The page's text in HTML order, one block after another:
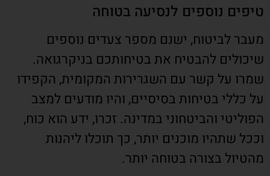
טיפים נוספים לנסיעה בטוחה
מעבר לביטוח, ישנם מספר צעדים נוספים
שיכולים להבטיח את בטיחותכם בניקרגואה.
שמרו על קשר עם השגרירות המקומית, הקפידו
על כללי בטיחות בסיסיים, והיו מודעים למצב
הפוליטי והביטחוני במדינה. זכרו, ידע הוא כוח,
וככל שתהיו מוכנים יותר, כך תוכלו ליהנות
מהטיול בצורה בטוחה יותר.